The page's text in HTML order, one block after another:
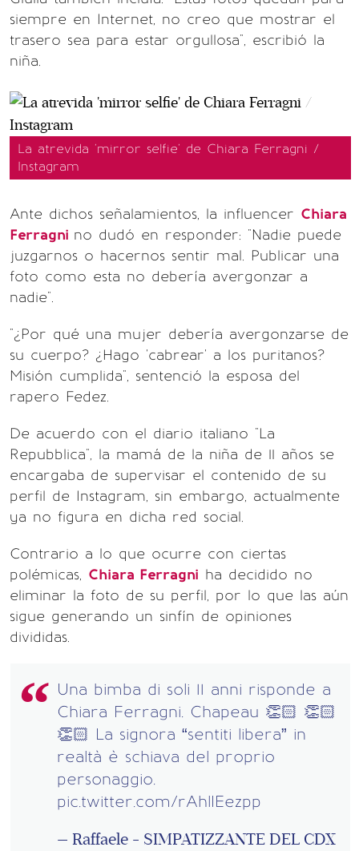
siempre en Internet, no creo que mostrar el
trasero sea para estar orgullosa", escribió la
niña.
La atrevida 'mirror selfie' de Chiara Ferragni /
Instagram
Ante dichos señalamientos, la influencer Chiara
Ferragni no dudó en responder: "Nadie puede
juzgarnos o hacernos sentir mal. Publicar una
foto como esta no debería avergonzar a
nadie".
"¿Por qué una mujer debería avergonzarse de
su cuerpo? ¿Hago 'cabrear' a los puritanos?
Misión cumplida", sentenció la esposa del
rapero Fedez.
De acuerdo con el diario italiano "La
Repubblica", la mamá de la niña de 11 años se
encargaba de supervisar el contenido de su
perfil de Instagram, sin embargo, actualmente
ya no figura en dicha red social.
Contrario a lo que ocurre con ciertas
polémicas, Chiara Ferragni ha decidido no
eliminar la foto de su perfil, por lo que las aún
sigue generando un sinfín de opiniones
divididas.
Una bimba di soli 11 anni risponde a
Chiara Ferragni. Chapeau 👏🏻 👏🏻
👏🏻 La signora “sentiti libera” in
realtà è schiava del proprio
personaggio.
pic.twitter.com/rAhlIEezpp
— Raffaele - SIMPATIZZANTE DEL CDX